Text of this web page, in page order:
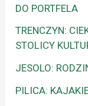
DO PORTFELA
TRENCZYN:
STOLICY
JESOLO:
PILICA: